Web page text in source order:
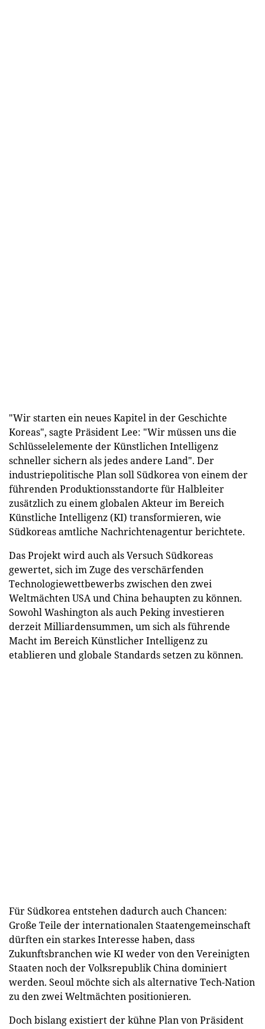
"Wir starten ein neues Kapitel in der Geschichte
Koreas", sagte Präsident Lee: "Wir müssen uns die
Schlüsselelemente der Künstlichen Intelligenz
schneller sichern als jedes andere Land". Der
industriepolitische Plan soll Südkorea von einem der
führenden Produktionsstandorte für Halbleiter
zusätzlich zu einem globalen Akteur im Bereich
Künstliche Intelligenz (KI) transformieren, wie
Südkoreas amtliche Nachrichtenagentur berichtete.
Das Projekt wird auch als Versuch Südkoreas
gewertet, sich im Zuge des verschärfenden
Technologiewettbewerbs zwischen den zwei
Weltmächten USA und China behaupten zu können.
Sowohl Washington als auch Peking investieren
derzeit Milliardensummen, um sich als führende
Macht im Bereich Künstlicher Intelligenz zu
etablieren und globale Standards setzen zu können.
Für Südkorea entstehen dadurch auch Chancen:
Große Teile der internationalen Staatengemeinschaft
dürften ein starkes Interesse haben, dass
Zukunftsbranchen wie KI weder von den Vereinigten
Staaten noch der Volksrepublik China dominiert
werden. Seoul möchte sich als alternative Tech-Nation
zu den zwei Weltmächten positionieren.
Doch bislang existiert der kühne Plan von Präsident